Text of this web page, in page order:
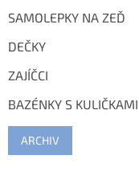
SAMOLEPKY NA ZEĎ
DEČKY
ZAJÍČCI
BAZÉNKY S KULIČKAMI
ARCHIV